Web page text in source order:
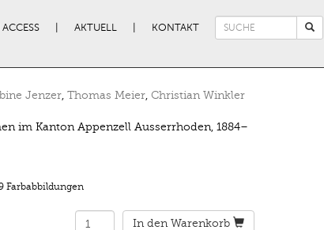
AKTUELL KONTAKT
Suchformular
Jenzer, Thomas Meier, Christian Winkler
im Kanton Appenzell Ausserrhoden, 1884–
Farbabbildungen
In den Warenkorb